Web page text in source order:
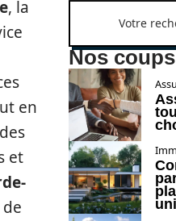
, la
en
et
Nos